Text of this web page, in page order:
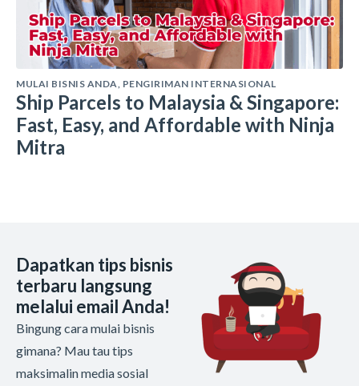
MULAI BISNIS ANDA PENGIRIMAN INTERNASIONAL
Ship Parcels to Malaysia & Singapore:
Fast, Easy, and Affordable with Ninja
Mitra
Dapatkan tips bisnis
terbaru langsung
melalui email Anda!
Bingung cara mulai bisnis
gimana? Mau tau tips
maksimalin media sosial